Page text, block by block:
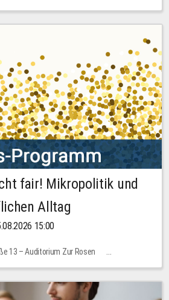
fair! Mikropolitik und
Alltag
15:00
13 – Auditorium Zur Rosen